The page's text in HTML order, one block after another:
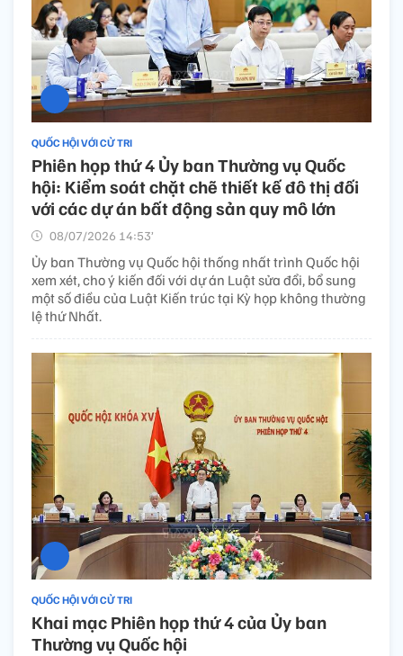
QUỐC HỘI VỚI CỬ TRI
Phiên họp thứ 4 Ủy ban Thường vụ Quốc
hội: Kiểm soát chặt chẽ thiết kế đô thị đối
với các dự án bất động sản quy mô lớn
08/07/2026 14:53’
Ủy ban Thường vụ Quốc hội thống nhất trình Quốc hội
xem xét, cho ý kiến đối với dự án Luật sửa đổi, bổ sung
một số điều của Luật Kiến trúc tại Kỳ họp không thường
lệ thứ Nhất.
QUỐC HỘI VỚI CỬ TRI
Khai mạc Phiên họp thứ 4 của Ủy ban
Thường vụ Quốc hội